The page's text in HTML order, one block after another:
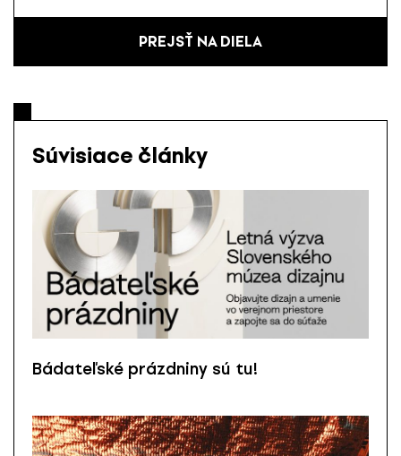
PREJSŤ NA DIELA
Súvisiace články
Bádateľské prázdniny sú tu!